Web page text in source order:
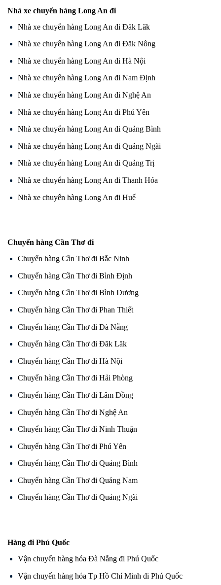
Nhà xe chuyển hàng Long An đi
Nhà xe chuyển hàng Long An đi Đăk Lăk
Nhà xe chuyển hàng Long An đi Đăk Nông
Nhà xe chuyển hàng Long An đi Hà Nội
Nhà xe chuyển hàng Long An đi Nam Định
Nhà xe chuyển hàng Long An đi Nghệ An
Nhà xe chuyển hàng Long An đi Phú Yên
Nhà xe chuyển hàng Long An đi Quảng Bình
Nhà xe chuyển hàng Long An đi Quảng Ngãi
Nhà xe chuyển hàng Long An đi Quảng Trị
Nhà xe chuyển hàng Long An đi Thanh Hóa
Nhà xe chuyển hàng Long An đi Huế
Chuyển hàng Cần Thơ đi
Chuyển hàng Cần Thơ đi Bắc Ninh
Chuyển hàng Cần Thơ đi Bình Định
Chuyển hàng Cần Thơ đi Bình Dương
Chuyển hàng Cần Thơ đi Phan Thiết
Chuyển hàng Cần Thơ đi Đà Nẵng
Chuyển hàng Cần Thơ đi Đăk Lăk
Chuyển hàng Cần Thơ đi Hà Nội
Chuyển hàng Cần Thơ đi Hải Phòng
Chuyển hàng Cần Thơ đi Lâm Đồng
Chuyển hàng Cần Thơ đi Nghệ An
Chuyển hàng Cần Thơ đi Ninh Thuận
Chuyển hàng Cần Thơ đi Phú Yên
Chuyển hàng Cần Thơ đi Quảng Bình
Chuyển hàng Cần Thơ đi Quảng Nam
Chuyển hàng Cần Thơ đi Quảng Ngãi
Hàng đi Phú Quốc
Vận chuyển hàng hóa Đà Nẵng đi Phú Quốc
Vận chuyển hàng hóa Tp Hồ Chí Minh đi Phú Quốc